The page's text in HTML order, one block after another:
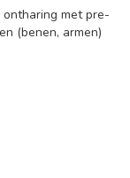
met pre-
(benen, armen)